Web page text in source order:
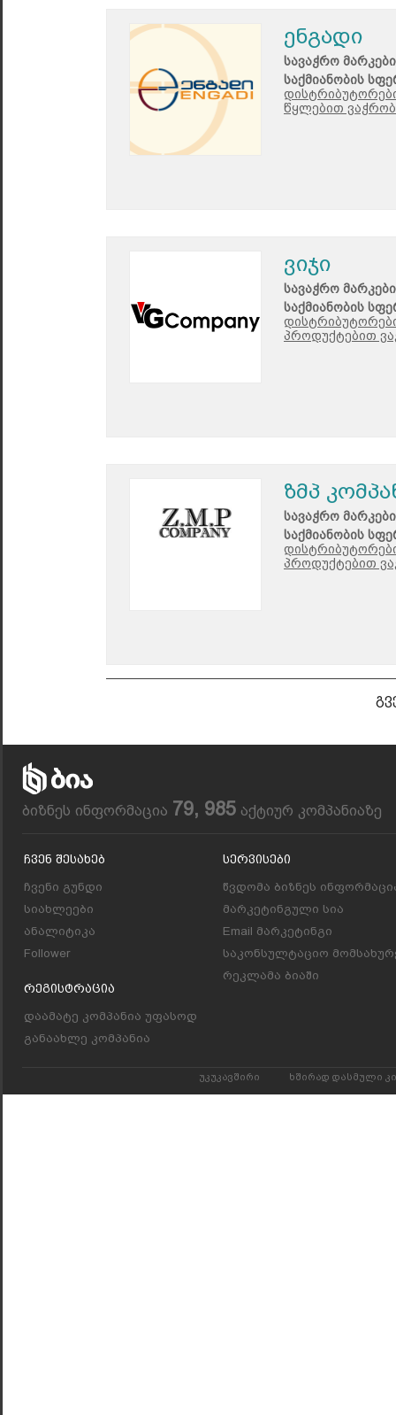
ენგადი
სავაჭრო
საქმიანობის
წყლებით
ვიჯი
სავაჭრო
საქმიანობის
პროდუქტებით
ზმპ
სავაჭრო
საქმიანობის
პროდუქტებით
ბიზნეს ინფორმაცია 79, 985 აქტიურ კომპანიაზე
Ჩვენ Შესახებ
ჩვენი გუნდი
სიახლეები
ანალიტიკა
Follower
Რეგისტრაცია
დაამატე კომპანია უფასოდ
განაახლე კომპანია
Სერვისები
წვდომა ბიზნეს
მარკეტინგული სია
Email მარკეტინგი
საკონსულტაციო
რეკლამა ბიაში
უკუკავშირი ხშირად დასმული